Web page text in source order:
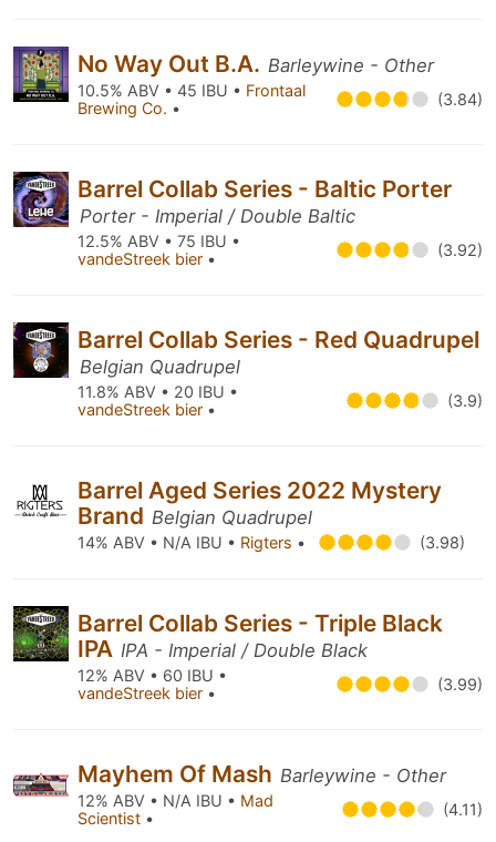
No Way Out B.A. Barleywine - Other
10.5% ABV • 45 IBU • Frontaal
Brewing Co. • (3.84)
Barrel Collab Series - Baltic Porter
Porter - Imperial / Double Baltic
12.5% ABV • 75 IBU •
vandeStreek bier • (3.92)
Barrel Collab Series - Red Quadrupel
Belgian Quadrupel
11.8% ABV • 20 IBU •
vandeStreek bier • (3.9)
Barrel Aged Series 2022 Mystery
Brand Belgian Quadrupel
14% ABV • N/A IBU • Rigters • (3.98)
Barrel Collab Series - Triple Black
IPA IPA - Imperial / Double Black
12% ABV • 60 IBU •
vandeStreek bier • (3.99)
Mayhem Of Mash Barleywine - Other
12% ABV • N/A IBU • Mad
Scientist • (4.11)